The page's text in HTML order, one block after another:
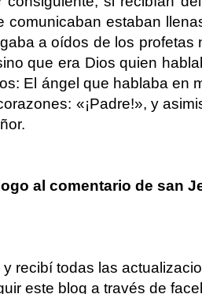
comunicaban estaban
a oídos de los profetas
que era Dios quien
El ángel que hablaba en
«¡Padre!», y
al comentario de san
y recibí todas las
este blog a través de